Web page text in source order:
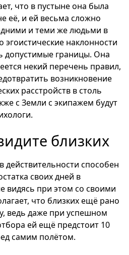
что в пустыне она была
её, и ей весьма сложно
и теми же людьми в
эгоистические наклонности
допустимые границы. Она
некий перечень правил,
возникновение
расстройств в столь
с Земли с экипажем будут
близких
действительности способен
своих дней в
видясь при этом со своими
что близких ещё рано
ведь даже при успешном
ей ещё предстоит 10
самим полётом.